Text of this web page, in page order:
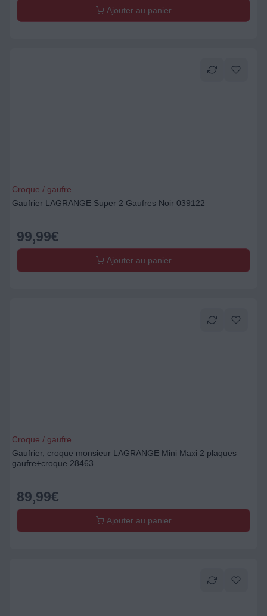
Ajouter au panier
Croque / gaufre
Gaufrier LAGRANGE Super 2 Gaufres Noir 039122
99,99€
Ajouter au panier
Croque / gaufre
Gaufrier, croque monsieur LAGRANGE Mini Maxi 2 plaques
gaufre+croque 28463
89,99€
Ajouter au panier